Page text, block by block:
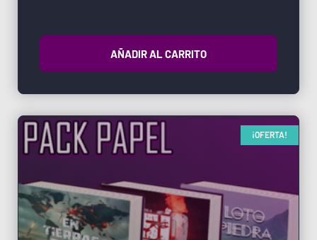
AÑADIR AL CARRITO
¡OFERTA!